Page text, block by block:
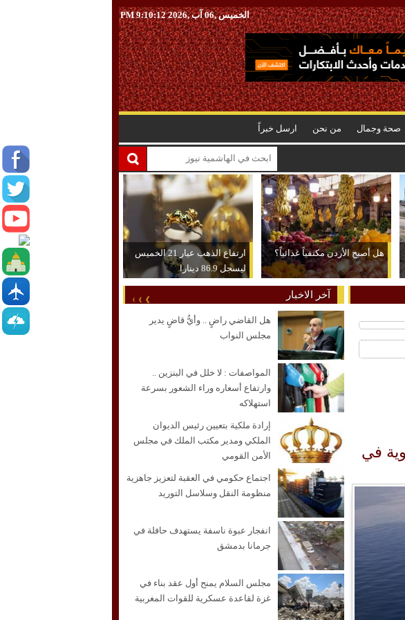
الخميس ,06 آب ,2026 9:10:13 PM
صحة وجمال من نحن ارسل خبراً
هل أصبح الأردن مكتفياً غذائياً؟
ارتفاع الذهب عيار 21 الخميس
ليسجل 86.9 دينارا
رقما قياسيا جديدا بمناولة 94,541 حاوية في
آخر الاخبار
هل القاضي راضٍ .. وأيُّ قاضٍ يدير
مجلس النواب
المواصفات : لا خلل في البنزين ..
وارتفاع أسعاره وراء الشعور بسرعة
استهلاكه
إرادة ملكية بتعيين رئيس الديوان
الملكي ومدير مكتب الملك في مجلس
الأمن القومي
اجتماع حكومي في العقبة لتعزيز جاهزية
منظومة النقل وسلاسل التوريد
انفجار عبوة ناسفة يستهدف حافلة في
جرمانا بدمشق
مجلس السلام يمنح أول عقد بناء في
غزة لقاعدة عسكرية للقوات المغربية